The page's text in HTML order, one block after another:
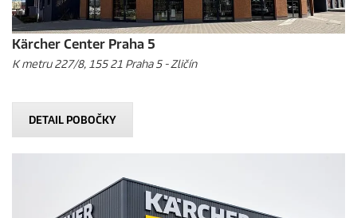
Kärcher Center Praha 5
K metru 227/8, 155 21 Praha 5 - Zličín
DETAIL POBOČKY